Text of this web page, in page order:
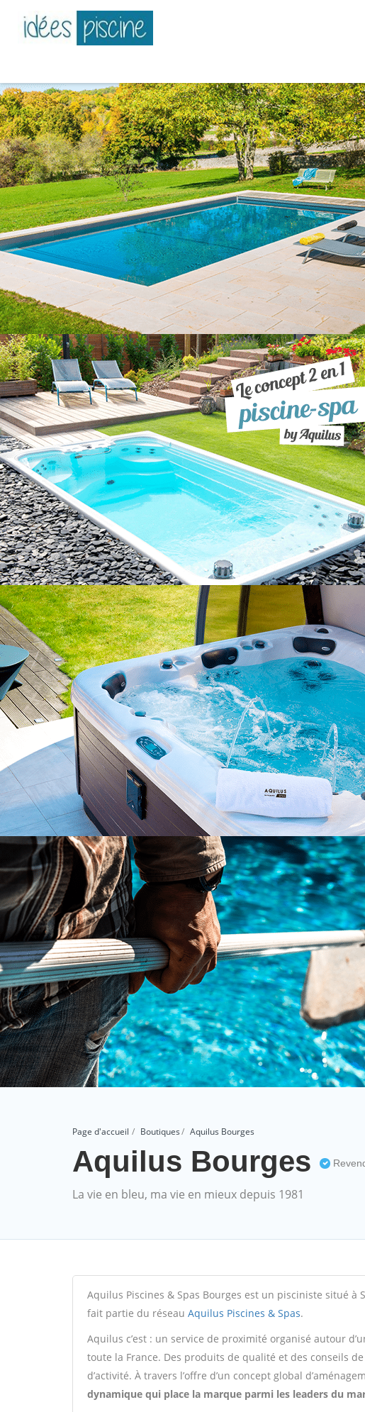
Page d'accueil Boutiques Aquilus Bourges
Aquilus Bourges
La vie en bleu, ma vie en mieux depuis 1981
Aquilus Piscines & Spas Bourges est un pisciniste situé à
fait partie du réseau Aquilus Piscines & Spas.
Aquilus c’est : un service de proximité organisé autour
toute la France. Des produits de qualité et des conseils
d’activité. À travers l’offre d’un concept global
dynamique qui place la marque parmi les leaders du